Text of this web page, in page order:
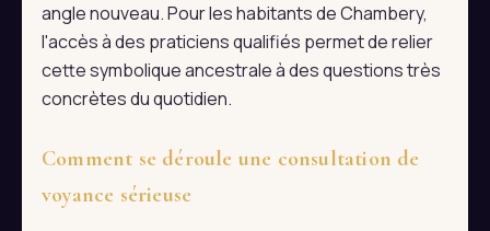
angle nouveau. Pour les habitants de Chambery,
l'accès à des praticiens qualifiés permet de relier
cette symbolique ancestrale à des questions très
concrètes du quotidien.
Comment se déroule une consultation de
voyance sérieuse